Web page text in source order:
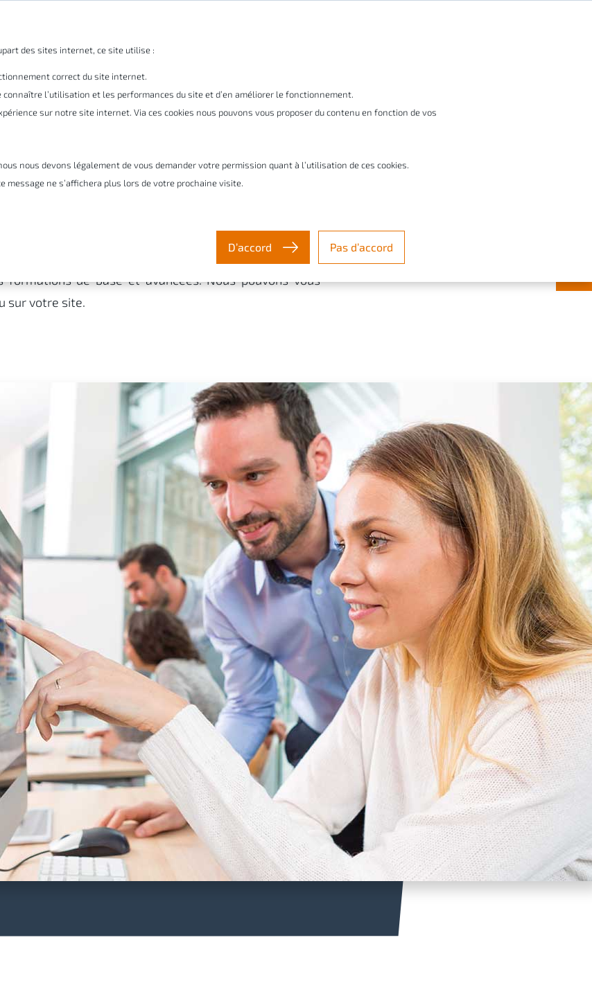
des sites internet, ce site utilise :
correct du site internet.
l’utilisation et les performances du site et d’en améliorer le fonctionnement.
sur notre site internet. Via ces cookies nous pouvons vous proposer du contenu en fonction de vos
nous devons légalement de vous demander votre permission quant à l’utilisation de ces cookies.
message ne s’affichera plus lors de votre prochaine visite.
D’accord Pas d’accord
Pourquoi Cadmes
& DraftSight
en conception mécanique et obtenez la bonne
de base et avancées. Nous pouvons vous
sur votre site.